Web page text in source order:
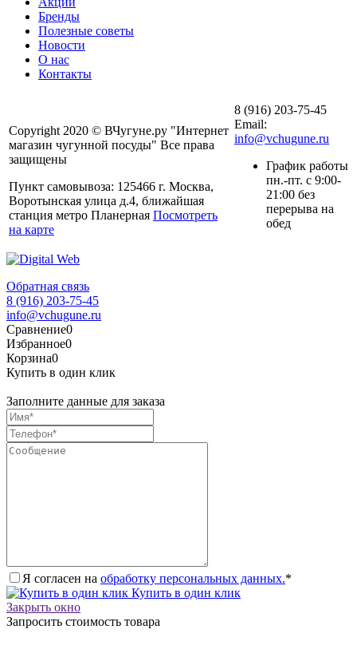
Бренды
Полезные советы
Новости
О нас
Контакты
Copyright 2020 © ВЧугуне.ру "Интернет
магазин чугунной посуды" Все права
защищены
Пункт самовывоза: 125466 г. Москва,
Воротынская улица д.4, ближайшая
станция метро Планерная Посмотреть
на карте
8 (916) 203-75-45
Email:
info@vchugune.ru
График работы
пн.-пт. с 9:00-
21:00 без
перерыва на
обед
Обратная связь
8 (916) 203-75-45
info@vchugune.ru
Сравнение0
Избранное0
Корзина0
Купить в один клик
Заполните данные для заказа
Я согласен на обработку персональных данных.*
Купить в один клик
Закрыть окно
Запросить стоимость товара